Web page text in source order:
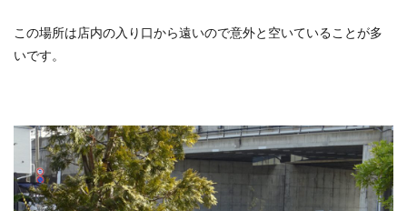
この場所は店内の入り口から遠いので意外と空いていることが多
いです。